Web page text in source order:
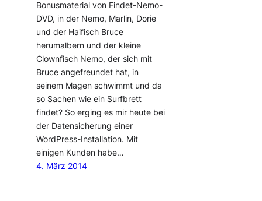
Bonusmaterial von Findet-Nemo-
DVD, in der Nemo, Marlin, Dorie
und der Haifisch Bruce
herumalbern und der kleine
Clownfisch Nemo, der sich mit
Bruce angefreundet hat, in
seinem Magen schwimmt und da
so Sachen wie ein Surfbrett
findet? So erging es mir heute bei
der Datensicherung einer
WordPress-Installation. Mit
einigen Kunden habe…
4. März 2014